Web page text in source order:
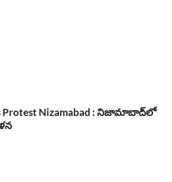
Protest Nizamabad : నిజామాబాద్‌లో